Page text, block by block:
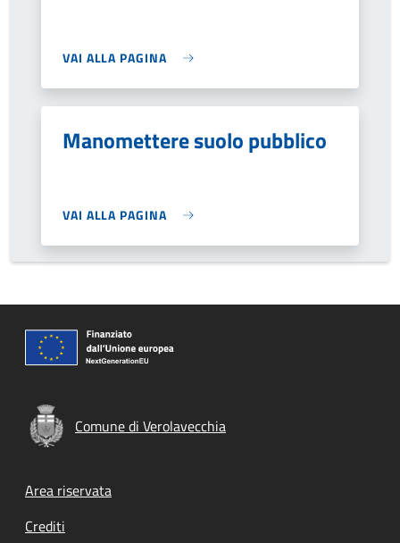
VAI ALLA PAGINA
Manomettere suolo pubblico
VAI ALLA PAGINA
Comune di Verolavecchia
Footer menu
Area riservata
Crediti